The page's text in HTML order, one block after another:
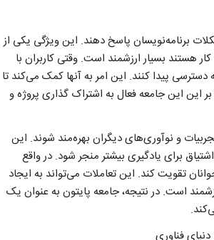
برنامه‌نویسان پاسخ دهند. این ویژگی یکی از
هستند بسیار ارزشمند است. وقتی کاربران با
پیدا کنند. این امر به آنها کمک می‌کند تا
این این جامعه فعال به اشتراک گذاری پروژه‌ و
و نوآوری‌های دیگران بهره‌مند شوند. این
برای یادگیری بیشتر منجر شود. در واقع
تقویت کند. این تعاملات می‌تواند به ایجاد
است. در نتیجه، جامعه پایتون به عنوان یک